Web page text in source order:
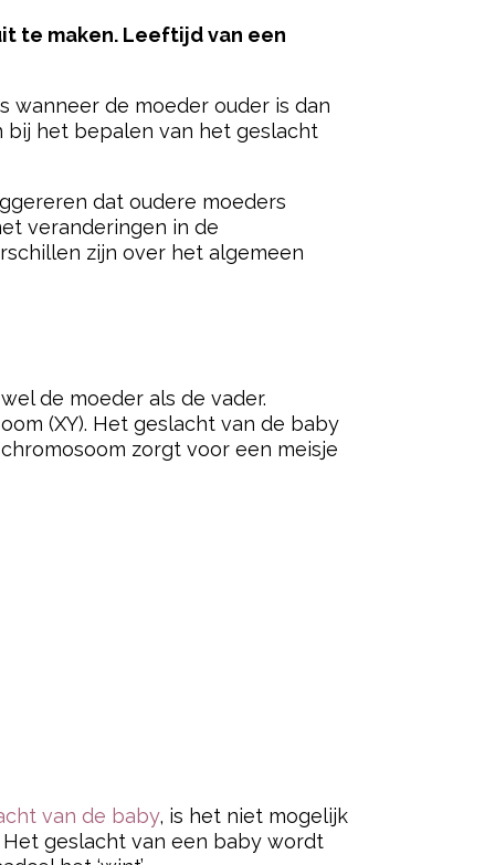
te maken. Leeftijd van een
wanneer de moeder ouder is dan
bij het bepalen van het geslacht
dat oudere moeders
veranderingen in de
zijn over het algemeen
de moeder als de vader.
(XY). Het geslacht van de baby
zorgt voor een meisje
van de baby, is het niet mogelijk
geslacht van een baby wordt